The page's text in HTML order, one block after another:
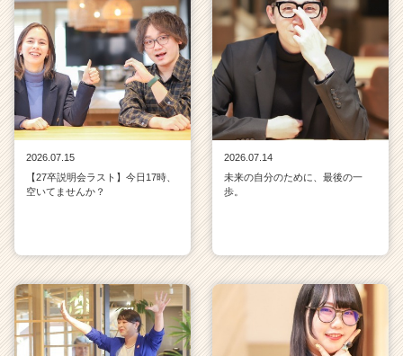
2026.07.15
【27卒説明会ラスト】今日17時、
空いてませんか？
2026.07.14
未来の自分のために、最後の一
歩。